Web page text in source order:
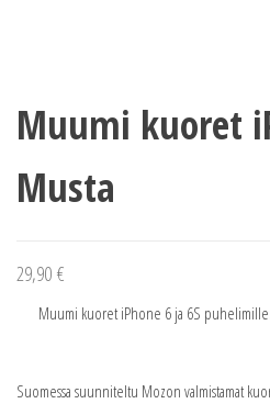
Muumi kuoret
Musta
29,90 €
Muumi kuoret iPhone 6 ja 6S puhelimille.
Suomessa suunniteltu Mozon valmistamat